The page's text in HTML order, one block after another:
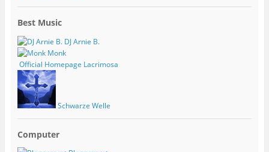
Best Music
DJ Arnie B.
Monk
Official Homepage Lacrimosa
Schwarze Welle
Computer